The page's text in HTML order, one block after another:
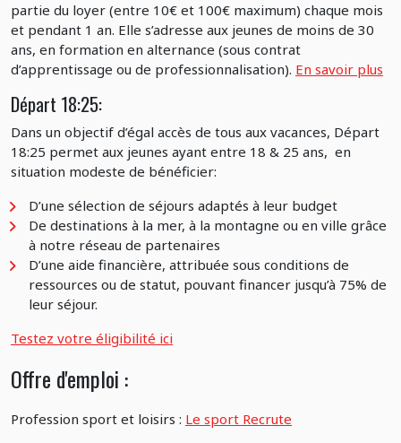
partie du loyer (entre 10€ et 100€ maximum) chaque mois
et pendant 1 an. Elle s’adresse aux jeunes de moins de 30
ans, en formation en alternance (sous contrat
d’apprentissage ou de professionnalisation). En savoir plus
Départ 18:25:
Dans un objectif d’égal accès de tous aux vacances, Départ
18:25 permet aux jeunes ayant entre 18 & 25 ans, en
situation modeste de bénéficier:
D’une sélection de séjours adaptés à leur budget
De destinations à la mer, à la montagne ou en ville grâce
à notre réseau de partenaires
D’une aide financière, attribuée sous conditions de
ressources ou de statut, pouvant financer jusqu’à 75% de
leur séjour.
Testez votre éligibilité ici
Offre d'emploi :
Profession sport et loisirs : Le sport Recrute